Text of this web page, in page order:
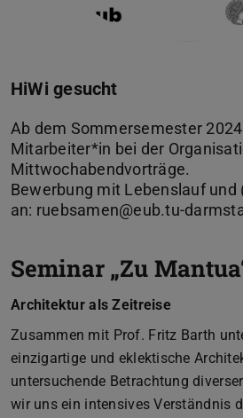
HiWi gesucht
Ab dem Sommersemester
Mitarbeiter*in bei der
Mittwochabendvorträge.
Bewerbung mit Lebenslauf
an: ruebsamen@eub.tu-
Seminar „Zu
Architektur als Zeitreise
Zusammen mit Prof. Fritz Barth
einzigartige und eklektische
untersuchende Betrachtung
wir uns ein intensives Verständnis